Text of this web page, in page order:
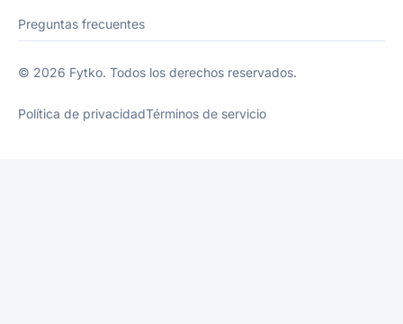
Preguntas frecuentes
© 2026 Fytko. Todos los derechos reservados.
Política de privacidadTérminos de servicio